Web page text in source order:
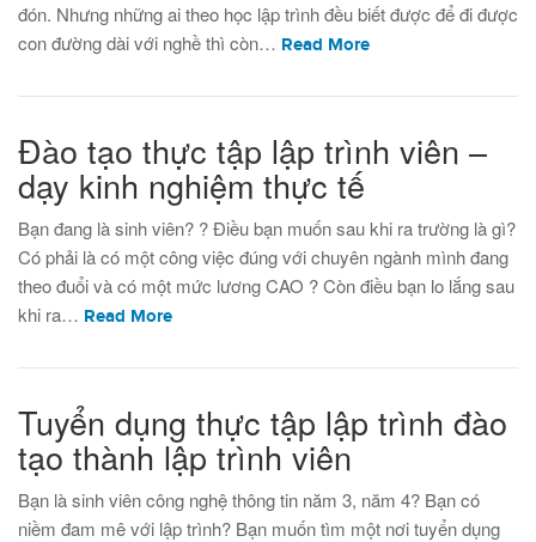
đón. Nhưng những ai theo học lập trình đều biết được để đi được
con đường dài với nghề thì còn… Read More
Đào tạo thực tập lập trình viên –
dạy kinh nghiệm thực tế
Bạn đang là sinh viên? ? Điều bạn muốn sau khi ra trường là gì?
Có phải là có một công việc đúng với chuyên ngành mình đang
theo đuổi và có một mức lương CAO ? Còn điều bạn lo lắng sau
khi ra… Read More
Tuyển dụng thực tập lập trình đào
tạo thành lập trình viên
Bạn là sinh viên công nghệ thông tin năm 3, năm 4? Bạn có
niềm đam mê với lập trình? Bạn muốn tìm một nơi tuyển dụng